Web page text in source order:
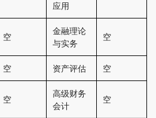
应用
空
金融理论
与实务
空
空 资产评估 空
空
高级财务
会计
空